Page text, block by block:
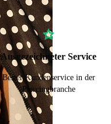
Ausgezeichneter Service
Bester Kundenservice in der
Piercingbranche